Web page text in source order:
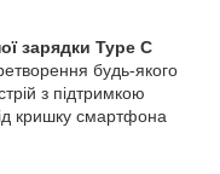
зарядки Type C
будь-якого
з підтримкою
кришку смартфона